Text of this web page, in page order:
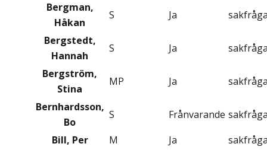
Bergman,
Håkan
S Ja
Bergstedt,
Hannah
S Ja
Bergström,
Stina
MP Ja
Bernhardsson,
Bo
S Frånvarande
Bill, Per
M Ja